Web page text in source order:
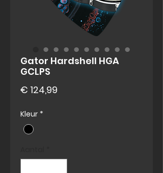
Gator Hardshell HGA
GCLPS
€ 124,99
Kleur *